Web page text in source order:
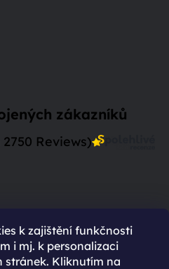
k zajištění funkčnosti
i mj. k personalizaci
stránek. Kliknutím na
zákazníků
Reviews)
uloženým údajům